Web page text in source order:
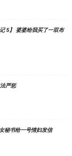
5】 婆婆给我买了一双布
严惩
秘书给一号情妇发信